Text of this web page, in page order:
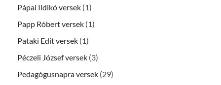
Pápai Ildikó versek (1)
Papp Róbert versek (1)
Pataki Edit versek (1)
Péczeli József versek (3)
Pedagógusnapra versek (29)